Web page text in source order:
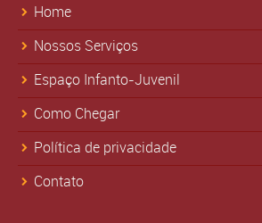
Home
Nossos Serviços
Espaço Infanto-Juvenil
Como Chegar
Política de privacidade
Contato